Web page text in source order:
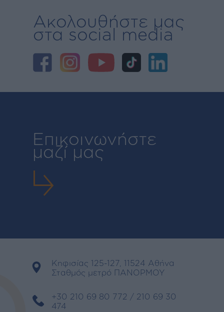
Επικοινωνήστε
μαζί μας
Ακολουθήστε μας
στα social media
Κηφισίας 125-127, 11524 Αθήνα
Σταθμός μετρό ΠΑΝΟΡΜΟΥ
+30 210 69 80 772 / 210 69 30
474